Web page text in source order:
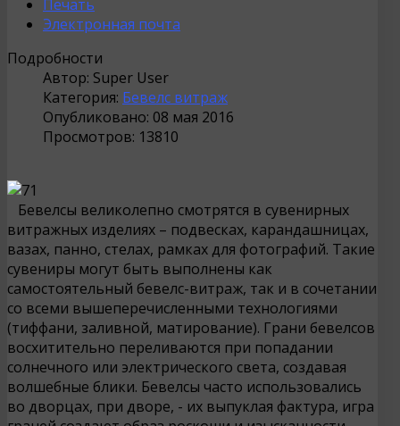
Печать
Электронная почта
Подробности
Автор: Super User
Категория: Бевелс витраж
Опубликовано: 08 мая 2016
Просмотров: 13810
Бевелсы великолепно смотрятся в сувенирных
витражных изделиях – подвесках, карандашницах,
вазах, панно, стелах, рамках для фотографий. Такие
сувениры могут быть выполнены как
самостоятельный бевелс-витраж, так и в сочетании
со всеми вышеперечисленными технологиями
(тиффани, заливной, матирование). Грани бевелсов
восхитительно переливаются при попадании
солнечного или электрического света, создавая
волшебные блики. Бевелсы часто использовались
во дворцах, при дворе, - их выпуклая фактура, игра